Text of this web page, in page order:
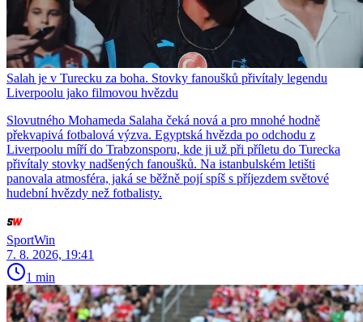
Salah je v Turecku za boha. Stovky fanoušků přivítaly legendu
Liverpoolu jako filmovou hvězdu
Slovutného Mohameda Salaha čeká nová a pro mnohé hodně
překvapivá fotbalová výzva. Egyptská hvězda po odchodu z
Liverpoolu míří do Trabzonsporu, kde ji už při příletu do Turecka
přivítaly stovky nadšených fanoušků. Na istanbulském letišti
panovala atmosféra, jaká se běžně pojí spíš s příjezdem světové
hudební hvězdy než fotbalisty.
SportWin
7. 8. 2026, 19:41
1 min